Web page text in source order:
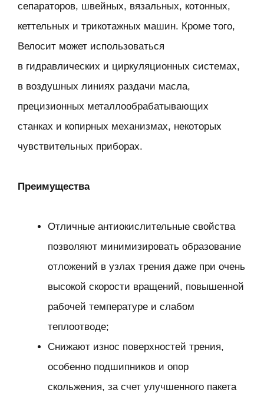
сепараторов, швейных, вязальных, котонных,
кеттельных и трикотажных машин. Кроме того,
Велосит может использоваться
в гидравлических и циркуляционных системах,
в воздушных линиях раздачи масла,
прецизионных металлообрабатывающих
станках и копирных механизмах, некоторых
чувствительных приборах.
Преимущества
Отличные антиокислительные свойства
позволяют минимизировать образование
отложений в узлах трения даже при очень
высокой скорости вращений, повышенной
рабочей температуре и слабом
теплоотводе;
Снижают износ поверхностей трения,
особенно подшипников и опор
скольжения, за счет улучшенного пакета